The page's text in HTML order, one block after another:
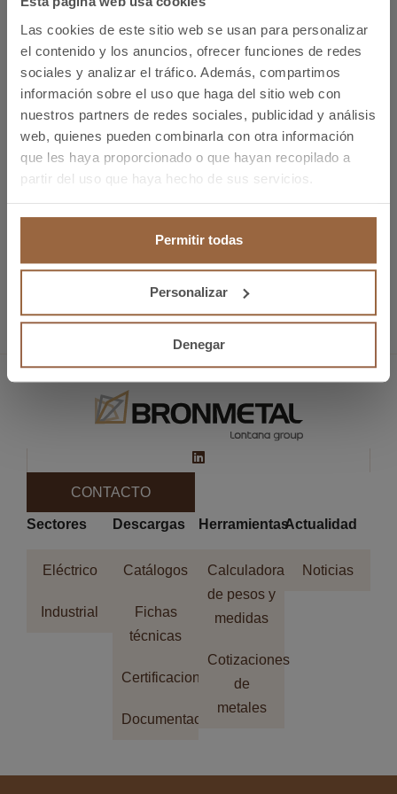
Las cookies de este sitio web se usan para personalizar
el contenido y los anuncios, ofrecer funciones de redes
sociales y analizar el tráfico. Además, compartimos
información sobre el uso que haga del sitio web con
nuestros partners de redes sociales, publicidad y análisis
web, quienes pueden combinarla con otra información
que les haya proporcionado o que hayan recopilado a
partir del uso que haya hecho de sus servicios.
Permitir todas
Personalizar
Denegar
record de visitantes, más de 42 mil, destacando
profesionales, compradores y decisores de diferentes
países lo que se ha reflejado notablemente en el
índice de visitas recibidas en el stand de Bronmetal,
traduciéndose en la realización de numerosos
contactos y negocios de calidad.
AnteriorMatelec 2016
AMPER 2017
CONTACTO
Sectores
Eléctrico
Industrial
Descargas
Catálogos
Fichas
técnicas
Certificaciones
Documentación
Herramientas
Calculadora
de pesos y
medidas
Cotizaciones
de
metales
Actualidad
Noticias